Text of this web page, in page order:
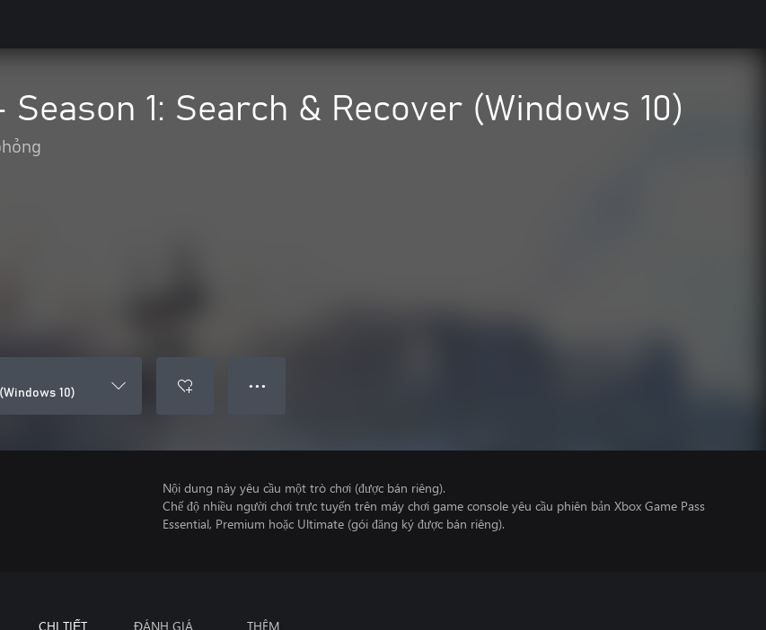
1: Search & Recover (Windows 10)
10)
● ● ●
Nội dung này yêu cầu một trò chơi (được bán riêng).
Chế độ nhiều người chơi trực tuyến trên máy chơi game console yêu cầu phiên bản Xbox Game Pass
Essential, Premium hoặc Ultimate (gói đăng ký được bán riêng).
CHI TIẾT ĐÁNH GIÁ THÊM